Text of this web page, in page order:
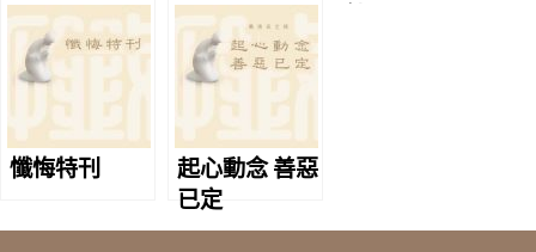
懺悔特刊
起心動念 善惡
已定